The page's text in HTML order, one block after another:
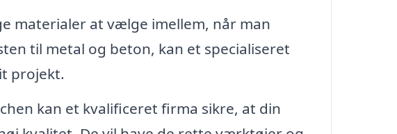
materialer at vælge imellem, når man
til metal og beton, kan et specialiseret
projekt.
kan et kvalificeret firma sikre, at din